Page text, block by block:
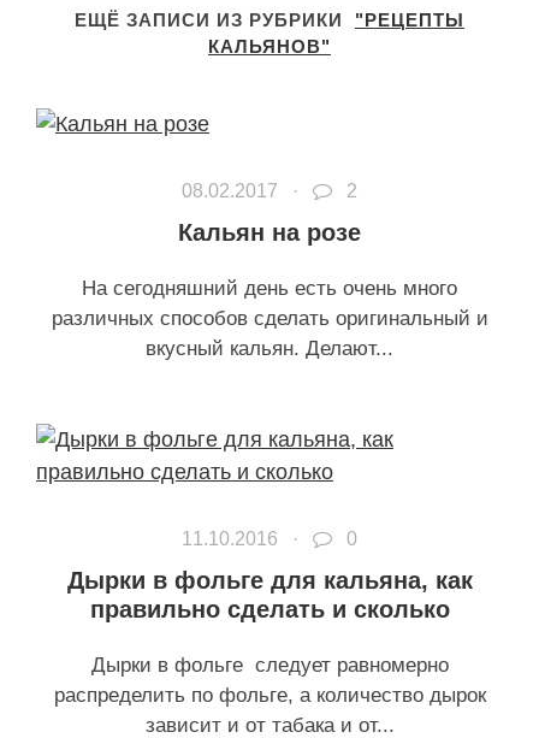
ЕЩЁ ЗАПИСИ ИЗ РУБРИКИ "РЕЦЕПТЫ
КАЛЬЯНОВ"
08.02.2017 · 2
Кальян на розе
На сегодняшний день есть очень много
различных способов сделать оригинальный и
вкусный кальян. Делают...
11.10.2016 · 0
Дырки в фольге для кальяна, как
правильно сделать и сколько
Дырки в фольге следует равномерно
распределить по фольге, а количество дырок
зависит и от табака и от...